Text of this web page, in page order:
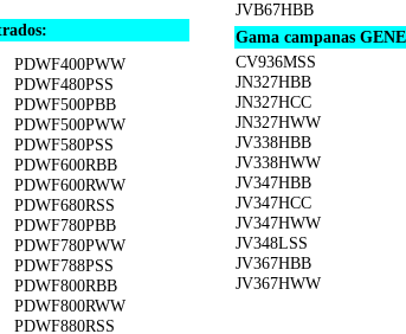
PDWF400PWW
PDWF480PSS
PDWF500PBB
PDWF500PWW
PDWF580PSS
PDWF600RBB
PDWF600RWW
PDWF680RSS
PDWF780PBB
PDWF780PWW
PDWF788PSS
PDWF800RBB
PDWF800RWW
PDWF880RSS
JVB67HBB
Gama campanas
CV936MSS
JN327HBB
JN327HCC
JN327HWW
JV338HBB
JV338HWW
JV347HBB
JV347HCC
JV347HWW
JV348LSS
JV367HBB
JV367HWW